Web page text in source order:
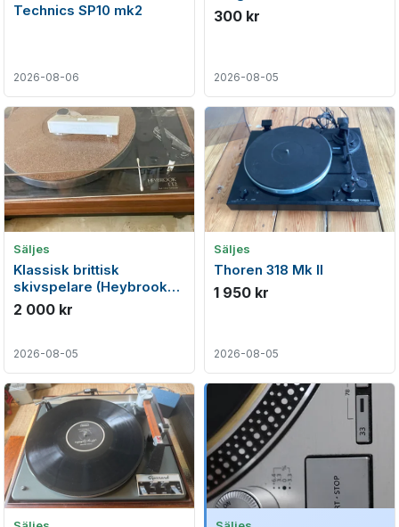
Technics SP10 mk2
2026-08-06
300 kr
2026-08-05
Säljes
Klassisk brittisk
skivspelare (Heybrook
TT2)
2 000 kr
2026-08-05
Säljes
Thoren 318 Mk II
1 950 kr
2026-08-05